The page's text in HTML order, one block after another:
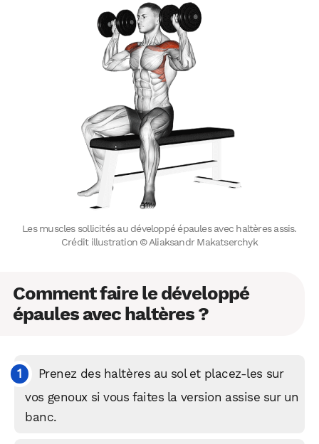
Les muscles sollicités au développé épaules avec haltères assis.
Crédit illustration © Aliaksandr Makatserchyk
Comment faire le développé
épaules avec haltères ?
Prenez des haltères au sol et placez-les sur
vos genoux si vous faites la version assise sur un
banc.